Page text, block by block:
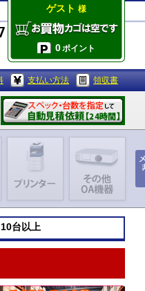
ゲスト 様
0ポイント
支払い方法 領収書
台以上